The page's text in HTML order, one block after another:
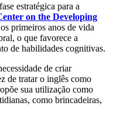
estratégica para a
on the Developing
primeiros anos de vida
o que favorece a
de habilidades cognitivas.
de criar
de tratar o inglês como
sua utilização como
como brincadeiras,